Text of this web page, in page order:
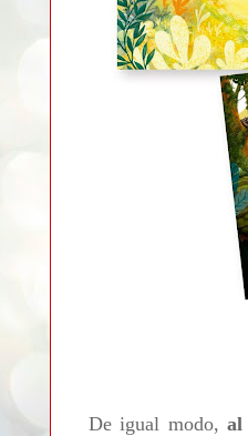
De igual modo,al